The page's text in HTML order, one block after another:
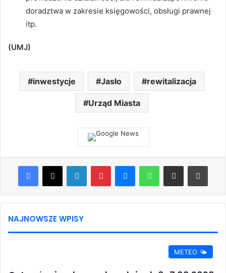
doradztwa w zakresie księgowości, obsługi prawnej
itp.
(UMJ)
inwestycje Jasło rewitalizacja
Urząd Miasta
Facebook
X LinkedInPinterestMessengerWhatsAppShare via Email Print
NAJNOWSZE WPISY
METEO 🌤️